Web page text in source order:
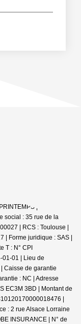
| Raison
social : 35 rue de la
| RCS : Toulouse |
| Forme juridique : SAS |
T : N° CPI
01-01 | Lieu de
Caisse de garantie
: NC | Adresse
EC3M 3BD | Montant de
|
: 2 rue Alsace Lorraine
INSURANCE | N° de